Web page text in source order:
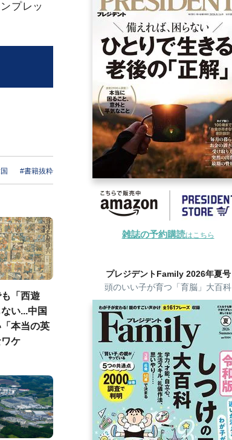
プレッ
#書籍抜粋
も「西遊
い...中国
本当の英
ケ
雑誌の予約購読はこちら
プレジデントFamily 2026年夏号
頭のいい子が育つ「育脳」大百科